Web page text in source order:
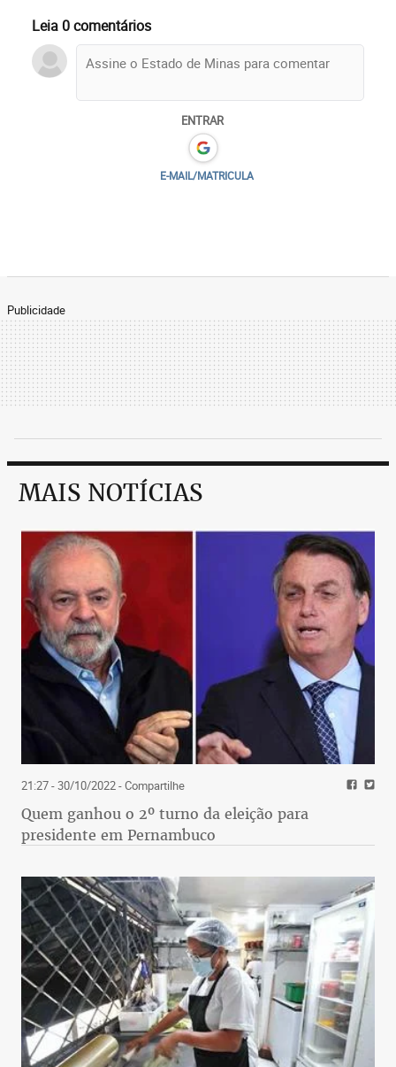
Leia 0 comentários
ENTRAR
E-MAIL/MATRICULA
Publicidade
MAIS NOTÍCIAS
21:27 - 30/10/2022- Compartilhe
Quem ganhou o 2º turno da eleição para
presidente em Pernambuco